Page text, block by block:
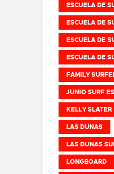
ESCUELA DE
ESCUELA DE
ESCUELA DE
ESCUELA DE
FAMILY
JUNIO SURF
KELLY SLATER
LAS DUNAS
LAS DUNAS
LONGBOARD